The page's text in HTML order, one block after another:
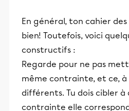
En général, ton cahier
bien! Toutefois, voici
constructifs :
Regarde pour ne pas
même contrainte, et ce, à
différents. Tu dois cibler à
contrainte elle